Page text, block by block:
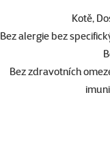
Kotě,
Bez alergie bez
Bez zdravotních